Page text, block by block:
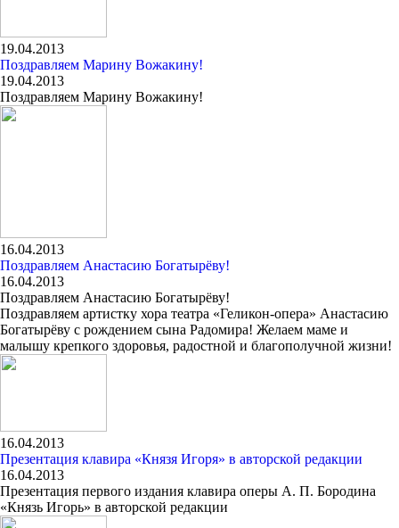
19.04.2013
Поздравляем Марину Вожакину!
19.04.2013
Поздравляем Марину Вожакину!
16.04.2013
Поздравляем Анастасию Богатырёву!
16.04.2013
Поздравляем Анастасию Богатырёву!
Поздравляем артистку хора театра «Геликон-опера» Анастасию
Богатырёву с рождением сына Радомира! Желаем маме и
малышу крепкого здоровья, радостной и благополучной жизни!
16.04.2013
Презентация клавира «Князя Игоря» в авторской редакции
16.04.2013
Презентация первого издания клавира оперы А. П. Бородина
«Князь Игорь» в авторской редакции